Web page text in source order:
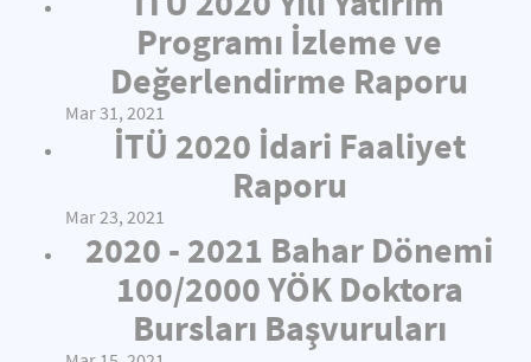
Programı İzleme ve
Değerlendirme Raporu
Mar 31, 2021
İTÜ 2020 İdari Faaliyet
Raporu
Mar 23, 2021
2020 - 2021 Bahar Dönemi
100/2000 YÖK Doktora
Bursları Başvuruları